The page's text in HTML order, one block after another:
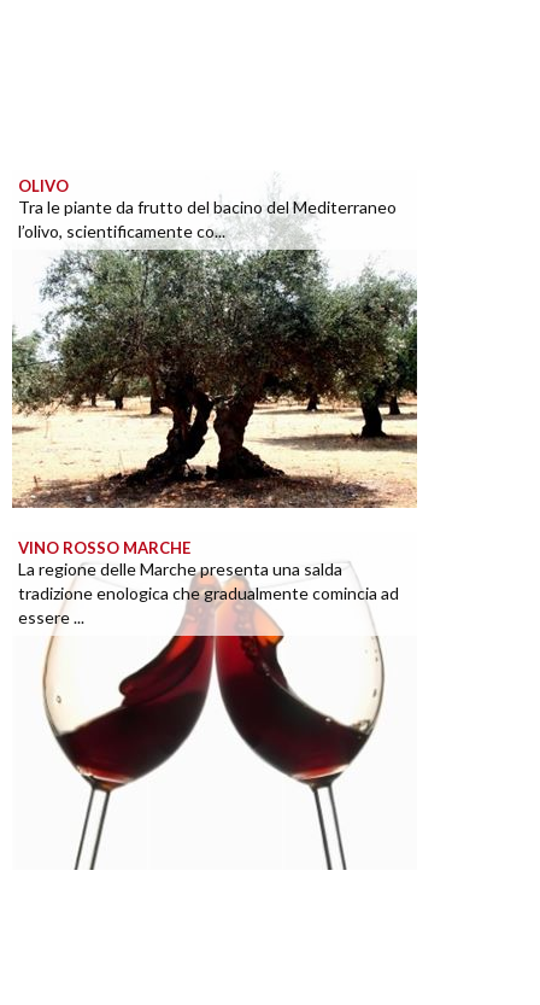
OLIVO
Tra le piante da frutto del bacino del Mediterraneo
l’olivo, scientificamente co...
VINO ROSSO MARCHE
La regione delle Marche presenta una salda
tradizione enologica che gradualmente comincia ad
essere ...